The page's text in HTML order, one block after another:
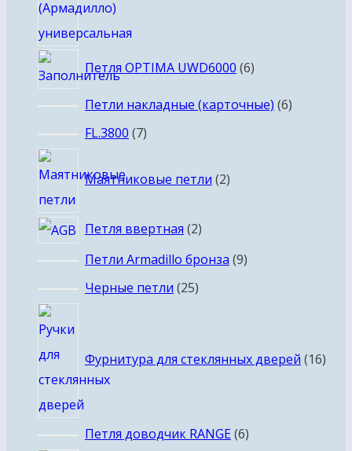
Петля OPTIMA UWD6000 66
Петли накладные (карточные) 66
FL.3800 77
Маятниковые петли 2товара
Петля ввертная 22
товара
Петли Armadillo бронза 99
Черные петли 2525
Фурнитура для стеклянных дверей 16
Петля доводчик RANGE 66